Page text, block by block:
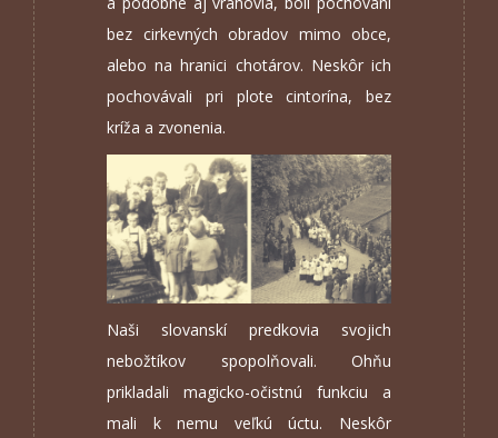
bez cirkevných obradov mimo obce,
alebo na hranici chotárov. Neskôr ich
pochovávali pri plote cintorína, bez
kríža a zvonenia.
Naši slovanskí predkovia svojich
nebožtíkov spopolňovali. Ohňu
prikladali magicko-očistnú funkciu a
mali k nemu veľkú úctu. Neskôr